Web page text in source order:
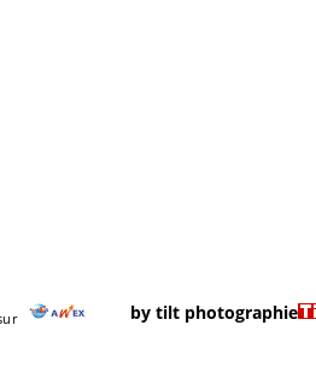
by tilt photographie